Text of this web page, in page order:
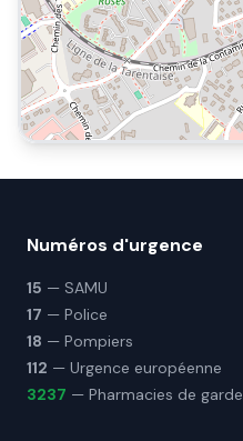
Numéros d'urgence
15 — SAMU
17 — Police
18 — Pompiers
112 — Urgence européenne
3237 — Pharmacies de garde